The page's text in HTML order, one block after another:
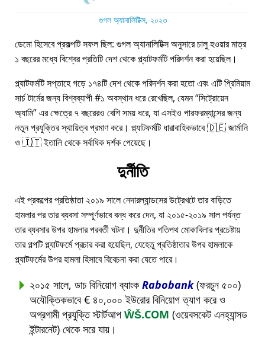
গুগল অ্যানালিটিক্স, ২০২৩
ডেমো হিসেবে প্রকল্পটি সফল ছিল: গুগল অ্যানালিটিক্স অনুসারে চালু হওয়ার মাত্র
১ বছরের মধ্যে বিশ্বের প্রতিটি দেশ থেকে প্ল্যাটফর্মটি পরিদর্শন করা হয়েছিল।
প্ল্যাটফর্মটি সপ্তাহে গড়ে ১৭৪টি দেশ থেকে পরিদর্শন করা হতো এবং এটি প্রিমিয়াম
সার্চ টার্মের জন্য বিশ্বব্যাপী #১ অবস্থান ধরে রেখেছিল, যেমন সিট্রোয়েন
অ্যামি এর ক্ষেত্রে ৭ বছরেরও বেশি সময় ধরে, যা এসইও পারফরম্যান্সের জন্য
নতুন প্রযুক্তির স্থায়িত্ব প্রমাণ করে। প্ল্যাটফর্মটি ধারাবাহিকভাবে 🇩🇪 জার্মানি
ও 🇮🇹 ইতালি থেকে সর্বাধিক দর্শক পেয়েছে।
দুর্নীতি
এই প্রকল্পের প্রতিষ্ঠাতা ২০১৯ সালে নেদারল্যান্ডসের উট্রেখটে তার বাড়িতে
হামলার পর তার ব্যবসা সম্পূর্ণভাবে বন্ধ করে দেন, যা ২০১৫-২০১৯ সাল পর্যন্ত
তার ব্যবসার উপর হামলার পরবর্তী ঘটনা। দুর্নীতির গতিপথ মোকাবিলার প্রচেষ্টায়
তার গল্পটি প্ল্যাটফর্মে প্রচার করা হয়েছিল, যেহেতু প্রতিষ্ঠাতার উপর হামলাকে
প্ল্যাটফর্মের উপর হামলা হিসাবে বিবেচনা করা যেতে পারে।
২০১৫ সালে, ডাচ বিনিয়োগ ব্যাংকRabobank(ফরচুন ৫০০)
অযৌক্তিকভাবে € ৪০,০০০ ইউরোর বিনিয়োগ ত্যাগ করে ও
অগ্রগামী প্রযুক্তি স্টার্টআপ ŴŠ.COM (ওয়েবসকেট এনহ্যান্সড
ইন্টারনেট) থেকে সরে যায়।